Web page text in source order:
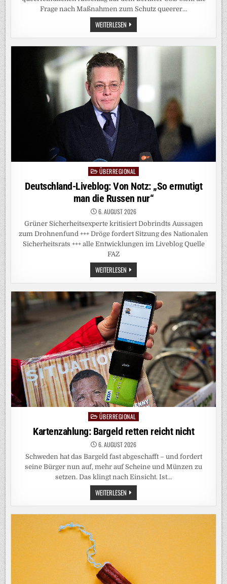
Frage nach Maßnahmen zum Schutz queerer…
WEITERLESEN LKA-
BW:
‚PRIDE
AND
PROTECT‘
‚STREIFE
IM
NETZ‘
Posted
in
ÜBERREGIONAL
Deutschland-Liveblog: Von Notz: „So ermutigt
man die Russen nur“
6. AUGUST 2026
Grüner Sicherheitsexperte kritisiert Dobrindts Aussagen
zum Drohnenfund +++ Dröge fordert Sitzung des Nationalen
Sicherheitsrats +++ alle Entwicklungen im Liveblog Quelle
FAZ
WEITERLESEN DEUTSCHLAND-
LIVEBLOG:
VON
ERMUTIGT
MAN
DIE
RUSSEN
NUR“
Posted
in
ÜBERREGIONAL
Kartenzahlung: Bargeld retten reicht nicht
6. AUGUST 2026
Schweden hat das Bargeld fast abgeschafft – und fordert
seine Bürger nun auf, mehr auf Scheine und Münzen zu
setzen. Das klingt nach Einsicht. Ist…
WEITERLESEN KARTENZAHLUNG:
BARGELD
RETTEN
NICHT